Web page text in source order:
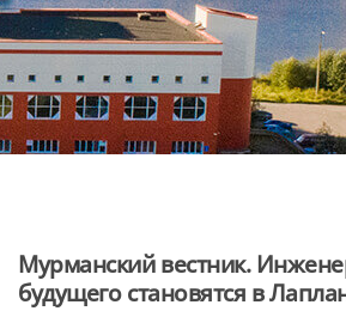
Мурманский вестник.
будущего становятся в